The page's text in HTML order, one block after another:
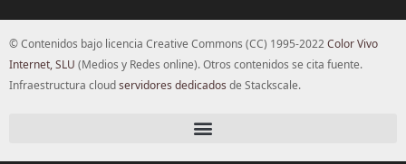
© Contenidos bajo licencia Creative Commons (CC) 1995-2022Color Vivo
Internet, SLU (Medios y Redes online). Otros contenidos se cita fuente.
Infraestructura cloudservidores dedicados de Stackscale.